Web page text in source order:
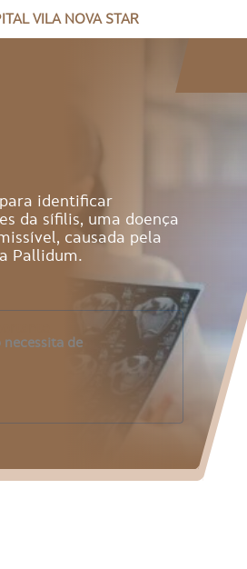
VILA NOVA STAR
identificar
da sífilis, uma doença
causada pela
Pallidum.
necessita de